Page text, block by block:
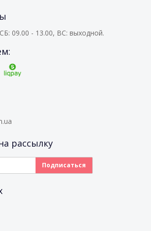
09.00 - 13.00, ВС: выходной.
рассылку